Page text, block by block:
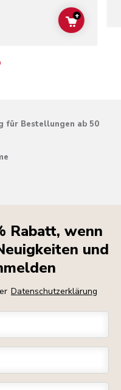
ADD TO
+
für Bestellungen ab 50
Rabatt, wenn
und
Datenschutzerklärung